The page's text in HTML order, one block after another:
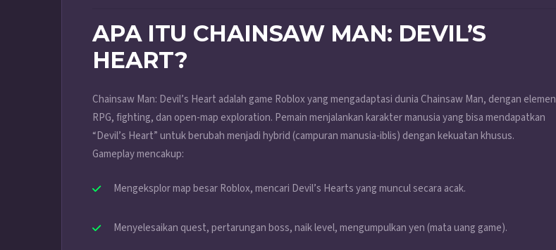
APA ITU CHAINSAW MAN: DEVIL’S
HEART?
Chainsaw Man: Devil’s Heart adalah game Roblox yang mengadaptasi dunia Chainsaw Man, dengan elemen
RPG, fighting, dan open-map exploration. Pemain menjalankan karakter manusia yang bisa mendapatkan
“Devil’s Heart” untuk berubah menjadi hybrid (campuran manusia-iblis) dengan kekuatan khusus.
Gameplay mencakup:
Mengeksplor map besar Roblox, mencari Devil’s Hearts yang muncul secara acak.
Menyelesaikan quest, pertarungan boss, naik level, mengumpulkan yen (mata uang game).